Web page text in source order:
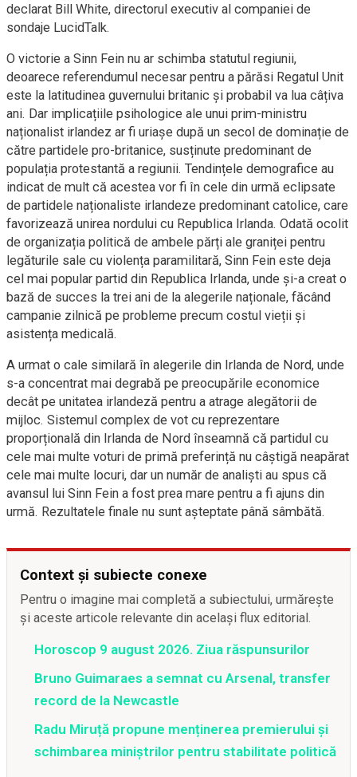
declarat Bill White, directorul executiv al companiei de
sondaje LucidTalk.
O victorie a Sinn Fein nu ar schimba statutul regiunii,
deoarece referendumul necesar pentru a părăsi Regatul Unit
este la latitudinea guvernului britanic și probabil va lua câțiva
ani. Dar implicațiile psihologice ale unui prim-ministru
naționalist irlandez ar fi uriașe după un secol de dominație de
către partidele pro-britanice, susținute predominant de
populația protestantă a regiunii. Tendințele demografice au
indicat de mult că acestea vor fi în cele din urmă eclipsate
de partidele naționaliste irlandeze predominant catolice, care
favorizează unirea nordului cu Republica Irlanda. Odată ocolit
de organizația politică de ambele părți ale graniței pentru
legăturile sale cu violența paramilitară, Sinn Fein este deja
cel mai popular partid din Republica Irlanda, unde și-a creat o
bază de succes la trei ani de la alegerile naționale, făcând
campanie zilnică pe probleme precum costul vieții și
asistența medicală.
A urmat o cale similară în alegerile din Irlanda de Nord, unde
s-a concentrat mai degrabă pe preocupările economice
decât pe unitatea irlandeză pentru a atrage alegătorii de
mijloc. Sistemul complex de vot cu reprezentare
proporțională din Irlanda de Nord înseamnă că partidul cu
cele mai multe voturi de primă preferință nu câștigă neapărat
cele mai multe locuri, dar un număr de analiști au spus că
avansul lui Sinn Fein a fost prea mare pentru a fi ajuns din
urmă. Rezultatele finale nu sunt așteptate până sâmbătă.
Context și subiecte conexe
Pentru o imagine mai completă a subiectului, urmărește
și aceste articole relevante din același flux editorial.
Horoscop 9 august 2026. Ziua răspunsurilor
Bruno Guimaraes a semnat cu Arsenal, transfer
record de la Newcastle
Radu Miruță propune menținerea premierului și
schimbarea miniștrilor pentru stabilitate politică